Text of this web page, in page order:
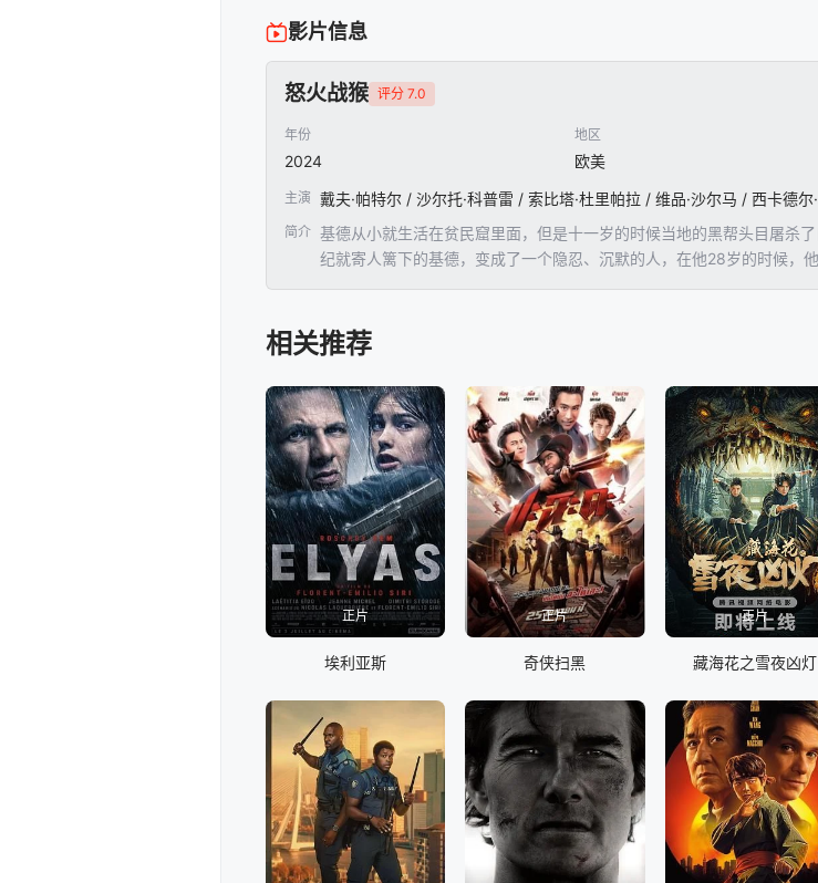
影片信息
怒火战猴 评分 7.0
年份
2024
地区
欧美
主演
简介 基德从小就生活在贫民窟里面，但是十一岁的时候当地的黑帮头目屠杀
纪就寄人篱下的基德，变成了一个隐忍、沉默的人，在他28岁的时候，
在。已经有了许多生活阅历的基德明白，靠自己一己之力是无法真正为
相关推荐
正片
埃利亚斯
正片
奇侠扫黑
正片
藏海花之雪夜凶灯